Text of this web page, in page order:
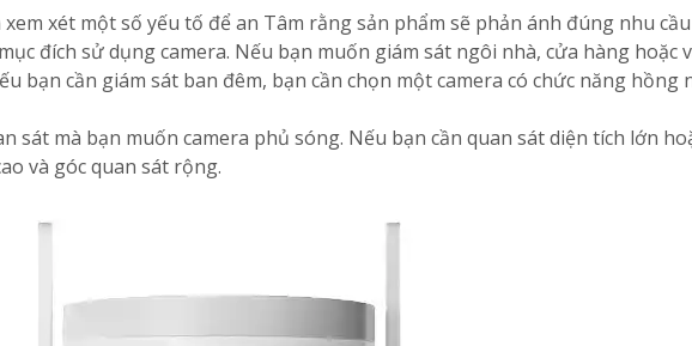
xét một số yếu tố để an Tâm rằng sản phẩm sẽ phản ánh đúng nhu
đích sử dụng camera. Nếu bạn muốn giám sát ngôi nhà, cửa hàng hoặc
bạn cần giám sát ban đêm, bạn cần chọn một camera có chức năng hồng
sát mà bạn muốn camera phủ sóng. Nếu bạn cần quan sát diện tích lớn
và góc quan sát rộng.